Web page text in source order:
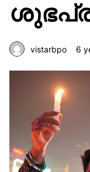
vistarbpo 6